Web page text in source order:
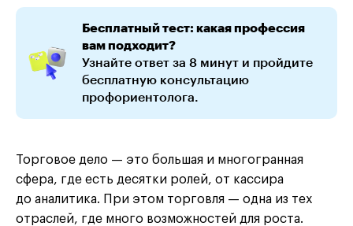
Бесплатный тест: какая профессия
вам подходит?
Узнайте ответ за 8 минут и пройдите
бесплатную консультацию
профориентолога.
Торговое дело — это большая и многогранная
сфера, где есть десятки ролей, от кассира
до аналитика. При этом торговля — одна из тех
отраслей, где много возможностей для роста.